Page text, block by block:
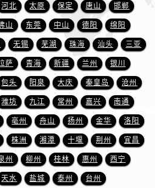
江西省鹰潭市月湖区胜利东路万国售后服务中心（需提前预约）
山东省德州市德城区东风中路万国售后服务中心（需提前预约）
山东省东营市东营区济南路万国售后服务中心（需提前预约）
山东省济南市历下区经十路11111号华润中心写字楼（万象城）15层1508室万国售后服务中心（需提前预约）
山东省济宁市任城区太白楼路万国售后服务中心（需提前预约）
山东省莱芜市文化南路8号银座商城名表维修一楼名表维修万国售后服务中心（需提前预约）
山东省临沂市兰山区解放路万国售后服务中心（需提前预约）
山东省日照市东港区烟台路万国售后服务中心（需提前预约）
山东省泰安市泰山区财源街道泰山大街万国售后服务中心（需提前预约）
山东省威海市环翠区新威海路89号振华商厦一楼名表维修万国售后服务中心（需提前预约）
河北 太原 保定 唐山 邯郸
山 东莞 中山 德阳 绵阳
无锡 芜湖 珠海 汕头 三亚
萨 青海 新疆 兰州 银川
包头 阳泉 大庆 秦皇岛 沧州
潍坊 九江 常州 嘉兴 南通
亳州 舟山 扬州 金华 洛阳
株洲 湘潭 十堰 荆州 宜昌
州 柳州 桂林 惠州 西宁
天水 盐城 泰州 台州